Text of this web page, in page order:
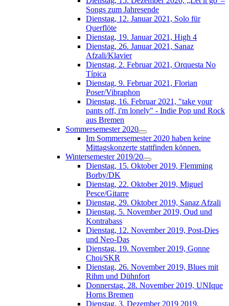
Songs zum Jahresende
Dienstag, 12. Januar 2021, Solo für
Querflöte
Dienstag, 19. Januar 2021, High 4
Dienstag, 26. Januar 2021, Sanaz
Afzali/Klavier
Dienstag, 2. Februar 2021, Orquesta No
Típica
Dienstag, 9. Februar 2021, Florian
Poser/Vibraphon
Dienstag, 16. Februar 2021, "take your
pants off, i'm lonely" - Indie Pop und Rock
aus Bremen
Sommersemester 2020
Im Sommersemester 2020 haben keine
Mittagskonzerte stattfinden können.
Wintersemester 2019/20
Dienstag, 15. Oktober 2019, Flemming
Borby/DK
Dienstag, 22. Oktober 2019, Miguel
Pesce/Gitarre
Dienstag, 29. Oktober 2019, Sanaz Afzali
Dienstag, 5. November 2019, Oud und
Kontrabass
Dienstag, 12. November 2019, Post-Dies
und Neo-Das
Dienstag, 19. November 2019, Gonne
Choi/SKR
Dienstag, 26. November 2019, Blues mit
Rihm und Dühnfort
Donnerstag, 28. November 2019, UNIque
Horns Bremen
Dienstag, 3. Dezember 2019 2019,